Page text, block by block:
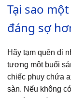
Tại sao
đáng sợ
Hãy tạm quên đi
tượng một buổi
chiếc phuy chứa
sàn. Nếu không